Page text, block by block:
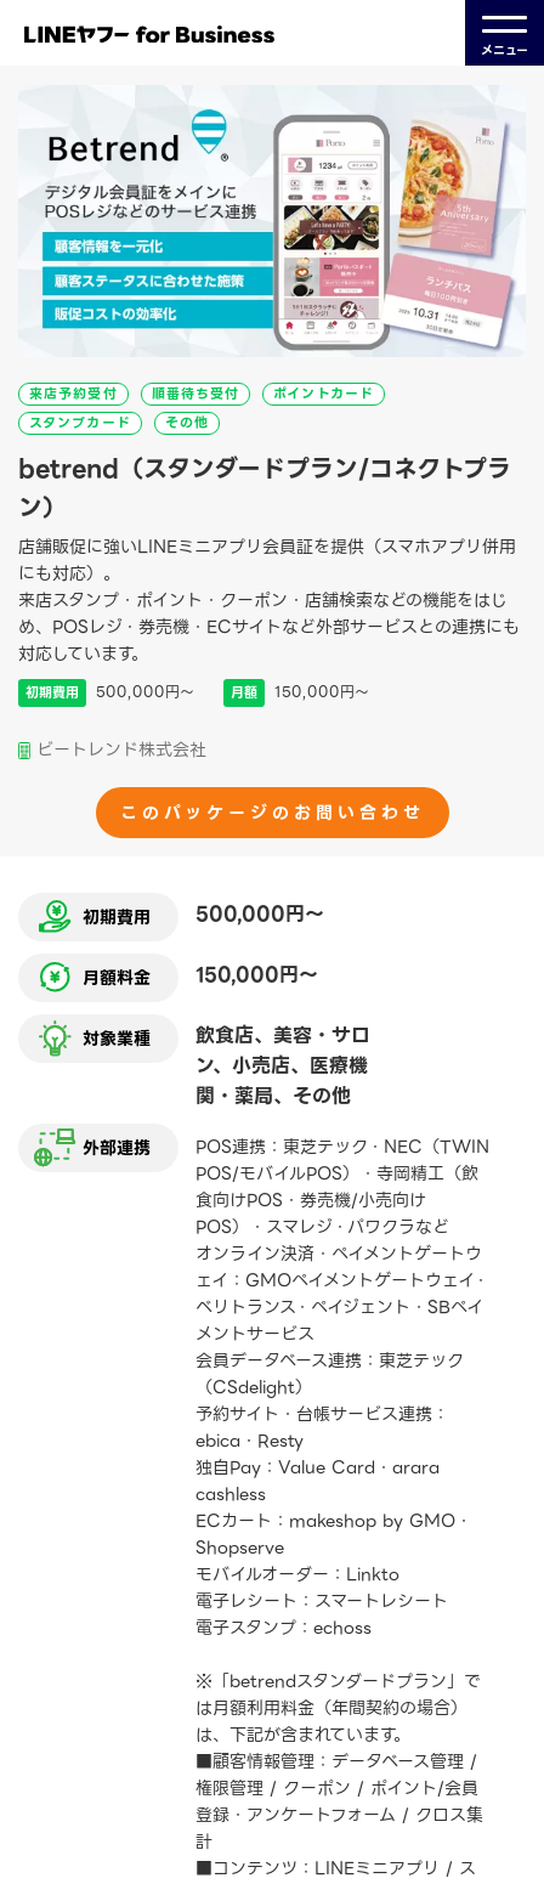
メニュー
来店予約受付 順番待ち受付
ポイントカード
スタンプカード
その他
betrend（スタンダードプラン/コネクトプラ
ン）
店舗販促に強いLINEミニアプリ会員証を提供（スマホアプリ併用
にも対応）。
来店スタンプ・ポイント・クーポン・店舗検索などの機能をはじ
め、POSレジ・券売機・ECサイトなど外部サービスとの連携にも
対応しています。
初期費用 500,000円〜 月額 150,000円〜
ビートレンド株式会社
このパッケージのお問い合わせ
初期費用 500,000円〜
月額料金 150,000円〜
対象業種
飲食店、美容・サロ
ン、小売店、医療機
関・薬局、その他
外部連携
POS連携：東芝テック・NEC（TWIN
POS/モバイルPOS）・寺岡精工（飲
食向けPOS・券売機/小売向け
POS）・スマレジ・パワクラなど
オンライン決済・ペイメントゲートウ
ェイ：GMOペイメントゲートウェイ・
ベリトランス・ペイジェント・SBペイ
メントサービス
会員データベース連携：東芝テック
（CSdelight）
予約サイト・台帳サービス連携：
ebica・Resty
独自Pay：Value Card・arara
cashless
ECカート：makeshop by GMO・
Shopserve
モバイルオーダー：Linkto
電子レシート：スマートレシート
電子スタンプ：echoss
※「betrendスタンダードプラン」で
は月額利用料金（年間契約の場合）
は、下記が含まれています。
■顧客情報管理：データベース管理 /
権限管理 / クーポン / ポイント/会員
登録・アンケートフォーム / クロス集
計
■コンテンツ：LINEミニアプリ / ス